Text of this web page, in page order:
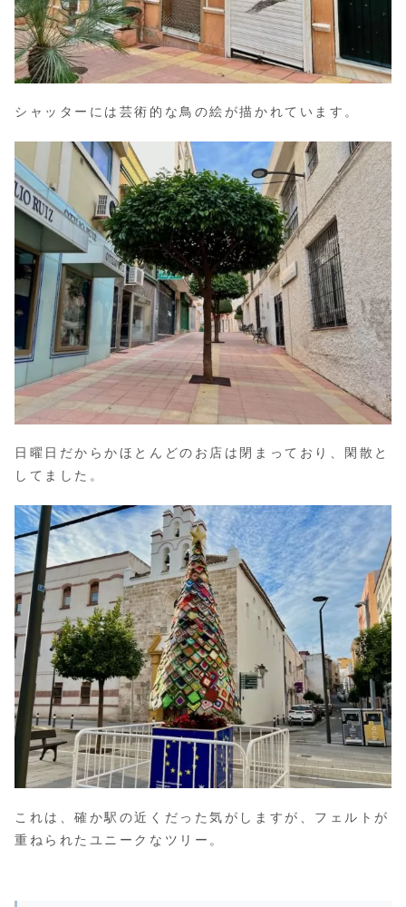
シャッターには芸術的な鳥の絵が描かれています。
日曜日だからかほとんどのお店は閉まっており、閑散と
してました。
これは、確か駅の近くだった気がしますが、フェルトが
重ねられたユニークなツリー。